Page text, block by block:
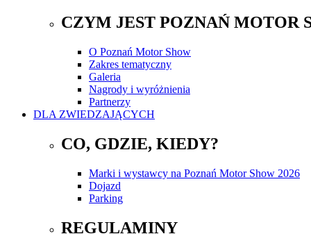
CZYM JEST POZNAŃ MOTOR
O Poznań Motor Show
Zakres tematyczny
Galeria
Nagrody i wyróżnienia
Partnerzy
DLA ZWIEDZAJĄCYCH
CO, GDZIE, KIEDY?
Marki i wystawcy na Poznań Motor Show 2026
Dojazd
Parking
REGULAMINY